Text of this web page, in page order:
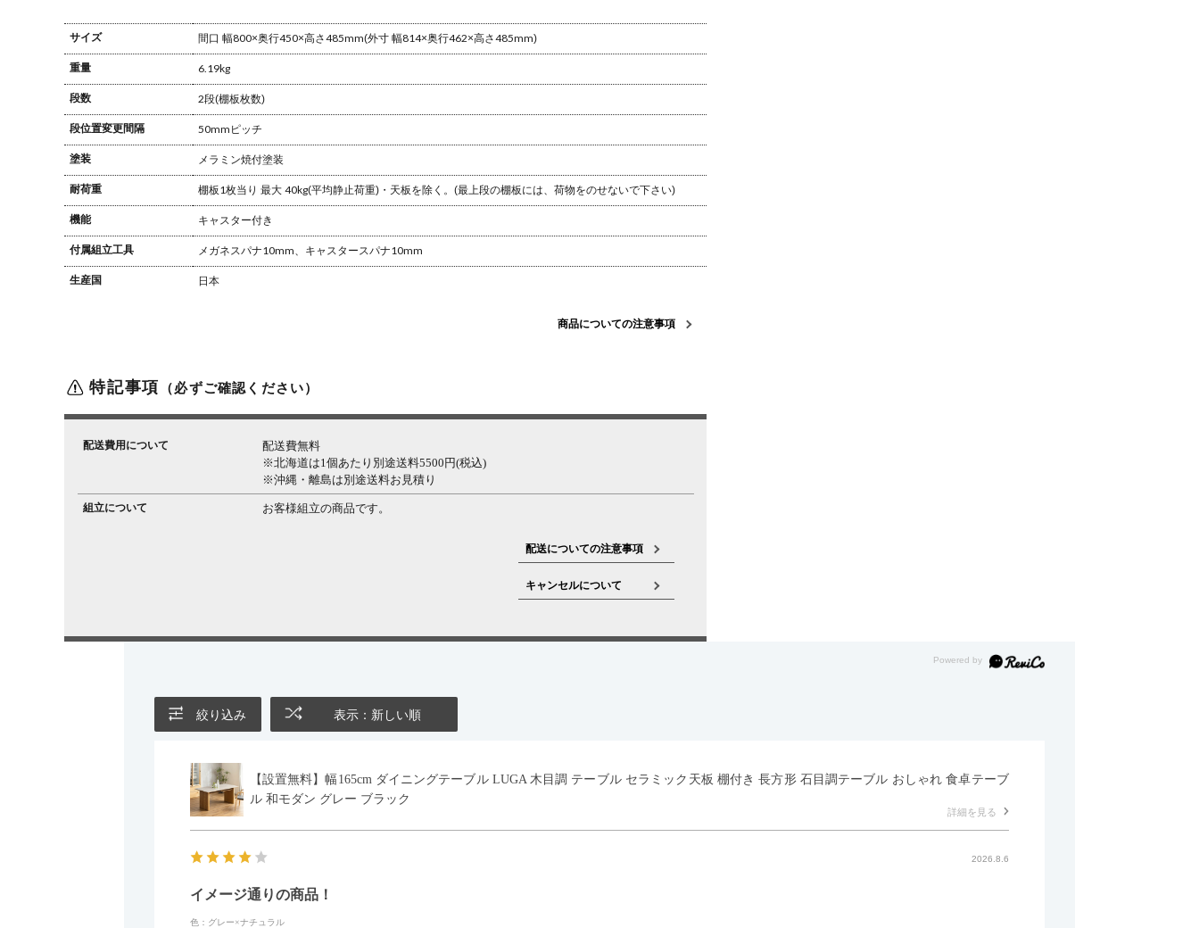
サイズ 間口 幅800×奥行450×高さ485mm(外寸 幅814×奥行462×高さ485mm)
重量 6.19kg
段数 2段(棚板枚数)
段位置変更間隔 50mmピッチ
塗装 メラミン焼付塗装
耐荷重 棚板1枚当り 最大 40kg(平均静止荷重)・天板を除く。 (最上段の棚板には、荷物をのせないで下さい)
機能 キャスター付き
付属組立工具 メガネスパナ10mm、キャスタースパナ10mm
生産国 日本
商品についての注意事項
特記事項 （必ずご確認ください）
配送費用について
配送費無料
※北海道は1個あたり別途送料5500円(税込)
※沖縄・離島は別途送料お見積り
組立について お客様組立の商品です。
配送についての注意事項
キャンセルについて
絞り込み 表示：新しい順
【設置無料】幅165cm ダイニングテーブル LUGA 木目調 テーブル セラミック天板 棚付き 長方形 石目調テーブル おしゃれ 食卓テーブ
ル 和モダン グレー ブラック
詳細を見る
2026.8.6
イメージ通りの商品！
色：グレー×ナチュラル